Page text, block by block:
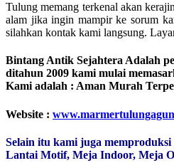
Tulung memang terkenal akan
alam jika ingin mampir ke sorum
silahkan kontak kami langsung.
Bintang Antik SejahteraAdalah
ditahun 2009 kami mulai
Kami adalah : Aman Murah
Website :
Selain itu kami juga
Lantai Motif, Meja Indoor, Meja